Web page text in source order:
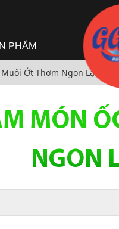
PHẨM
Ớt Thơm Ngon Lạ Miệng
MÓN
NGON